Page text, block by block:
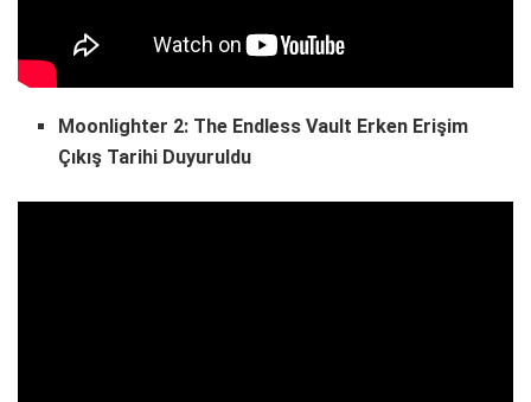
Moonlighter 2: The Endless Vault Erken Erişim
Çıkış Tarihi Duyuruldu